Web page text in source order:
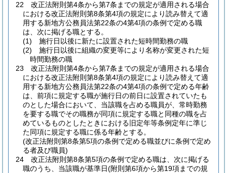
22
改正法附則第4条から第7条までの規定が適用される場合
における改正法附則第8条第4項の規定により読み替えて適
用する新地方公務員法第22条の4第4項の条例で定める職
は、次に掲げる職とする。
(1)
施行日以後に新たに設置された短時間勤務の職
(2)
施行日以後に組織の変更等により名称が変更された短
時間勤務の職
23
改正法附則第4条から第7条までの規定が適用される場合
における改正法附則第8条第4項の規定により読み替えて適
用する新地方公務員法第22条の4第4項の条例で定める年齢
は、前項に規定する職が施行日の前日に設置されていたも
のとした場合において、当該職を占める職員が、常時勤務
を要する職でその職務が同項に規定する職と同種の職を占
めているものとしたときにおける旧定年等条例定年に準じ
た同項に規定する職に係る年齢とする。
(改正法附則第8条第5項の条例で定める職並びに条例で定め
る者及び職員)
24
改正法附則第8条第5項の条例で定める職は、次に掲げる
職のうち、当該職が基準日(附則第6項から第19項までの規